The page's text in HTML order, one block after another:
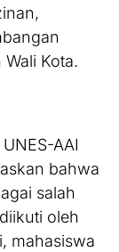
Kota.
AAI
bahwa
salah
oleh
mahasiswa